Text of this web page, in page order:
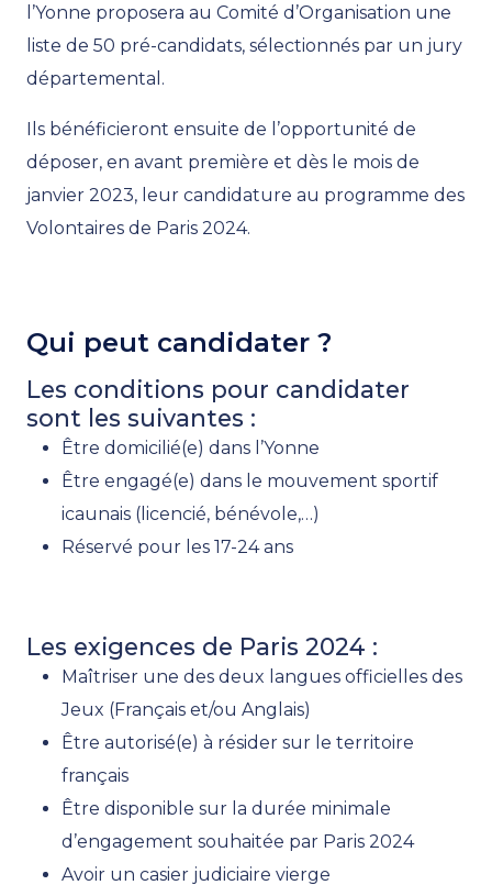
l’Yonne proposera au Comité d’Organisation une
liste de 50 pré-candidats, sélectionnés par un jury
départemental.
Ils bénéficieront ensuite de l’opportunité de
déposer, en avant première et dès le mois de
janvier 2023, leur candidature au programme des
Volontaires de Paris 2024.
Qui peut candidater ?
Les conditions pour candidater
sont les suivantes :
Être domicilié(e) dans l’Yonne
Être engagé(e) dans le mouvement sportif
icaunais (licencié, bénévole,…)
Réservé pour les 17-24 ans
Les exigences de Paris 2024 :
Maîtriser une des deux langues officielles des
Jeux (Français et/ou Anglais)
Être autorisé(e) à résider sur le territoire
français
Être disponible sur la durée minimale
d’engagement souhaitée par Paris 2024
Avoir un casier judiciaire vierge